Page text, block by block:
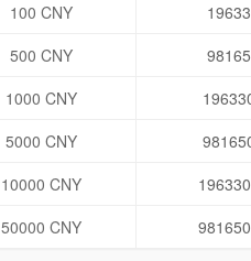
100 CNY
500 CNY
1000 CNY
5000 CNY
10000 CNY
50000 CNY